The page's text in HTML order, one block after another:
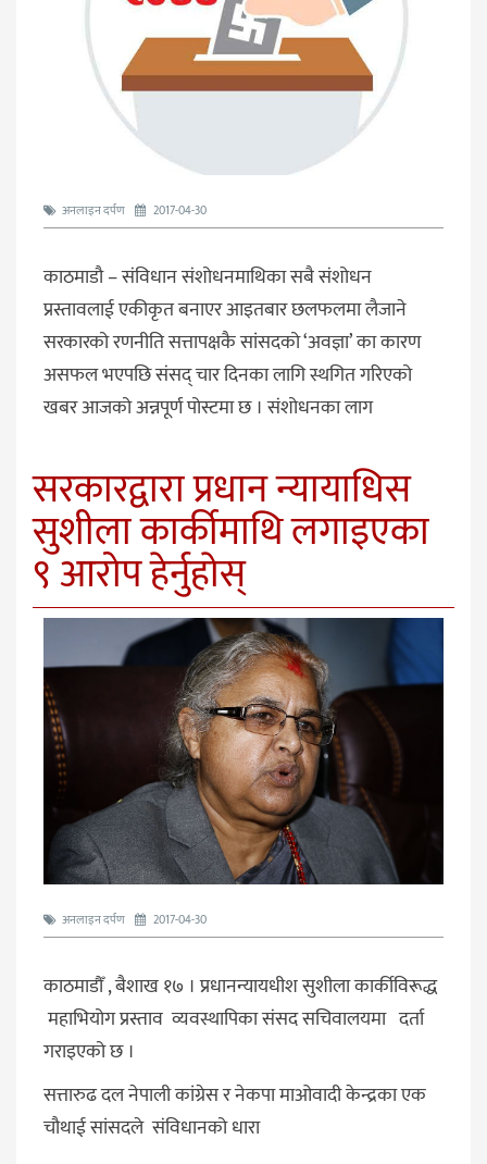
अनलाइन दर्पण 2017-04-30
काठमाडौ – संविधान संशोधनमाथिका सबै संशोधन
प्रस्तावलाई एकीकृत बनाएर आइतबार छलफलमा लैजाने
सरकारको रणनीति सत्तापक्षकै सांसदको ‘अवज्ञा’ का कारण
असफल भएपछि संसद् चार दिनका लागि स्थगित गरिएको
खबर आजको अन्नपूर्ण पोस्टमा छ । संशोधनका लाग
सरकारद्वारा प्रधान न्यायाधिस
सुशीला कार्कीमाथि लगाइएका
९ आरोप हेर्नुहाेस्
अनलाइन दर्पण 2017-04-30
काठमाडौँ , बैशाख १७ । प्रधानन्यायधीश सुशीला कार्कीविरूद्ध
महाभियोग प्रस्ताव व्यवस्थापिका संसद सचिवालयमा दर्ता
गराइएको छ ।
सत्तारुढ दल नेपाली कांग्रेस र नेकपा माओवादी केन्द्रका एक
चौथाई सांसदले संविधानको धारा